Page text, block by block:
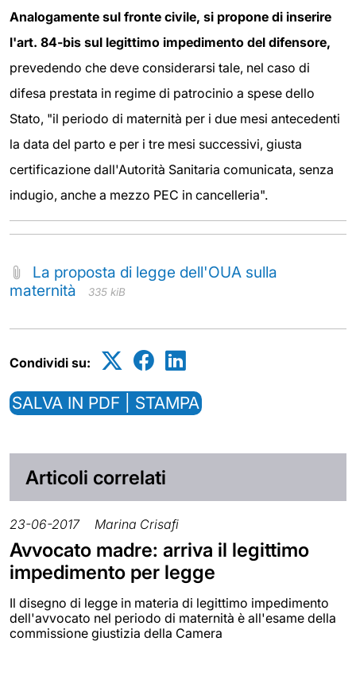
Analogamente sul fronte civile, si propone di inserire
l'art. 84-bis sul legittimo impedimento del difensore,
prevedendo che deve considerarsi tale, nel caso di
difesa prestata in regime di patrocinio a spese dello
Stato, "il periodo di maternità per i due mesi antecedenti
la data del parto e per i tre mesi successivi, giusta
certificazione dall'Autorità Sanitaria comunicata, senza
indugio, anche a mezzo PEC in cancelleria".
La proposta di legge dell'OUA sulla
maternità
335 kiB
Condividi su:
SALVA IN PDF | STAMPA
Articoli correlati
23-06-2017 Marina Crisafi
Avvocato madre: arriva il legittimo
impedimento per legge
Il disegno di legge in materia di legittimo impedimento
dell'avvocato nel periodo di maternità è all'esame della
commissione giustizia della Camera